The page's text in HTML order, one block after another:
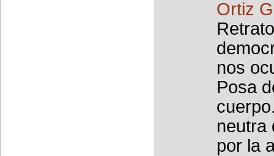
Ortiz
nos
Posa
neutra
por la